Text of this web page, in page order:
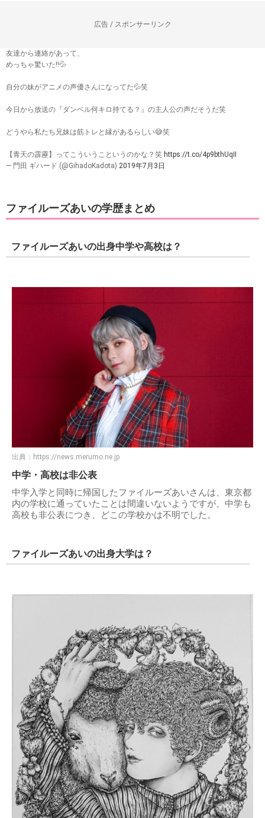
広告 / スポンサーリンク
友達から連絡があって、
めっちゃ驚いた‼️💦
自分の妹がアニメの声優さんになってた💦笑
今日から放送の『ダンベル何キロ持てる？』の主人公の声だそうだ笑
どうやら私たち兄妹は筋トレと縁があるらしい😅笑
【青天の霹靂】ってこういうこというのかな？笑 https://t.co/4p9bthUqII
— 門田 ギハード (@GihadoKadota) 2019年7月3日
ファイルーズあいの学歴まとめ
ファイルーズあいの出身中学や高校は？
出典： https://news.merumo.ne.jp
中学・高校は非公表
中学入学と同時に帰国したファイルーズあいさんは、東京都
内の学校に通っていたことは間違いないようですが、中学も
高校も非公表につき、どこの学校かは不明でした。
ファイルーズあいの出身大学は？